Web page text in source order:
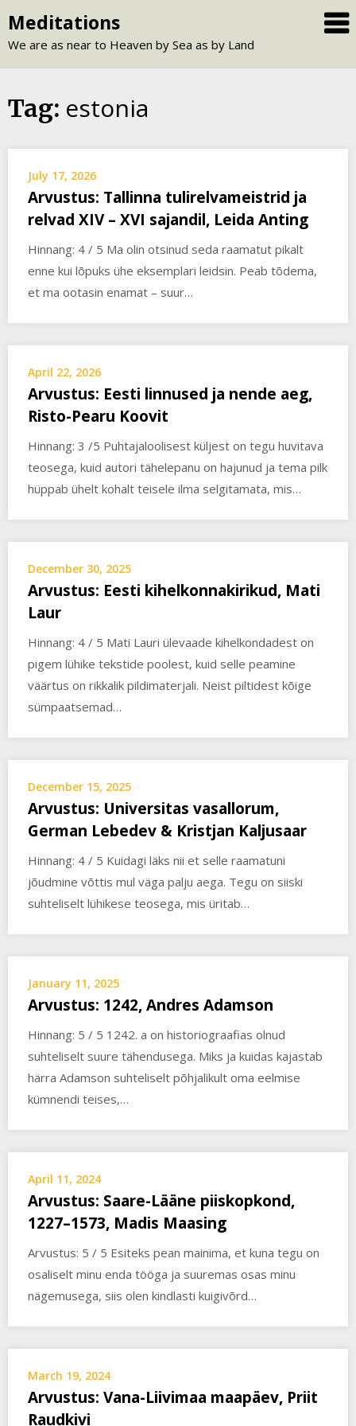
to
content
Meditations
We are as near to Heaven by Sea as by Land
Tag: estonia
July 17, 2026
Arvustus: Tallinna tulirelvameistrid ja
relvad XIV – XVI sajandil, Leida Anting
Hinnang: 4 / 5 Ma olin otsinud seda raamatut pikalt
enne kui lõpuks ühe eksemplari leidsin. Peab tõdema,
et ma ootasin enamat – suur…
April 22, 2026
Arvustus: Eesti linnused ja nende aeg,
Risto-Pearu Koovit
Hinnang: 3 /5 Puhtajaloolisest küljest on tegu huvitava
teosega, kuid autori tähelepanu on hajunud ja tema pilk
hüppab ühelt kohalt teisele ilma selgitamata, mis…
December 30, 2025
Arvustus: Eesti kihelkonnakirikud, Mati
Laur
Hinnang: 4 / 5 Mati Lauri ülevaade kihelkondadest on
pigem lühike tekstide poolest, kuid selle peamine
väärtus on rikkalik pildimaterjali. Neist piltidest kõige
sümpaatsemad…
December 15, 2025
Arvustus: Universitas vasallorum,
German Lebedev & Kristjan Kaljusaar
Hinnang: 4 / 5 Kuidagi läks nii et selle raamatuni
jõudmine võttis mul väga palju aega. Tegu on siiski
suhteliselt lühikese teosega, mis üritab…
January 11, 2025
Arvustus: 1242, Andres Adamson
Hinnang: 5 / 5 1242. a on historiograafias olnud
suhteliselt suure tähendusega. Miks ja kuidas kajastab
härra Adamson suhteliselt põhjalikult oma eelmise
kümnendi teises,…
April 11, 2024
Arvustus: Saare-Lääne piiskopkond,
1227–1573, Madis Maasing
Arvustus: 5 / 5 Esiteks pean mainima, et kuna tegu on
osaliselt minu enda tööga ja suuremas osas minu
nägemusega, siis olen kindlasti kuigivõrd…
March 19, 2024
Arvustus: Vana-Liivimaa maapäev, Priit
Raudkivi